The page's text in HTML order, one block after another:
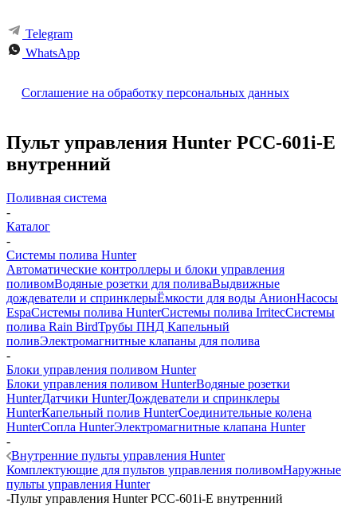
Telegram
WhatsApp
Соглашение на обработку персональных данных
Пульт управления Hunter РСС-601i-E
внутренний
Поливная система
-
Каталог
-
Системы полива Hunter
Автоматические контроллеры и блоки управления
поливомВодяные розетки для поливаВыдвижные
дождеватели и спринклерыЁмкости для воды АнионНасосы
EspaСистемы полива HunterСистемы полива IrritecСистемы
полива Rain BirdТрубы ПНД Капельный
поливЭлектромагнитные клапаны для полива
-
Блоки управления поливом Hunter
Блоки управления поливом HunterВодяные розетки
HunterДатчики HunterДождеватели и спринклеры
HunterКапельный полив HunterСоединительные колена
HunterСопла HunterЭлектромагнитные клапана Hunter
-
Внутренние пульты управления Hunter
Комплектующие для пультов управления поливомНаружные
пульты управления Hunter
-Пульт управления Hunter РСС-601i-E внутренний